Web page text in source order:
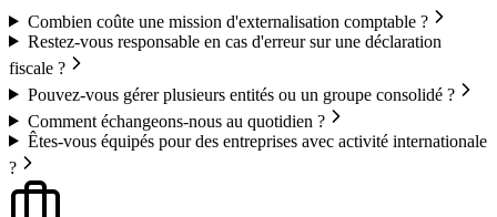
Combien coûte une mission d'externalisation comptable ?
Restez-vous responsable en cas d'erreur sur une déclaration
fiscale ?
Pouvez-vous gérer plusieurs entités ou un groupe consolidé ?
Comment échangeons-nous au quotidien ?
Êtes-vous équipés pour des entreprises avec activité internationale
?